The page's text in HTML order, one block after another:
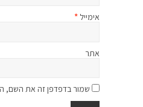
אימייל *
אתר
שמור בדפדפן זה את השם,